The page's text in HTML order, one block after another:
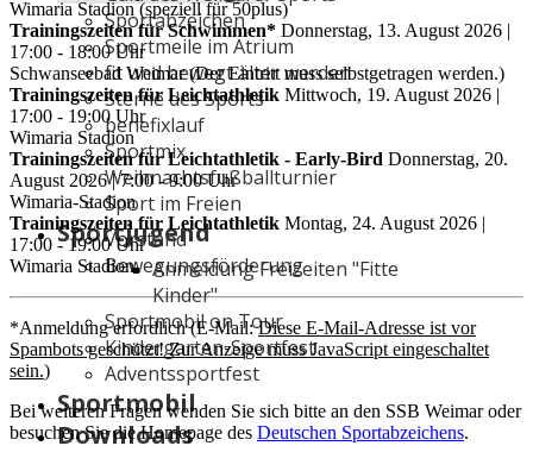
Sportabzeichen
Sportmeile im Atrium
fit und bewegt älter werden
Sterne des Sports
benefixlauf
Sportmix
Weihnachtsfußballturnier
Sport im Freien
Sportjugend
Vorstand
Bewegungsförderung
Anmeldung Freizeiten "Fitte
Kinder"
Sportmobil on Tour
Kindergarten-Sportfest
Adventssportfest
Sportmobil
Downloads
Wimaria Stadion (speziell für 50plus)
Trainingszeiten fürSchwimmen* Donnerstag, 13. August 2026 |
17:00 - 18:00Uhr
Schwanseebad Weimar (Der Eintritt muss selbstgetragen werden.)
Trainingszeiten für Leichtathletik Mittwoch, 19. August 2026 |
17:00 - 19:00 Uhr
Wimaria Stadion
Trainingszeiten fürLeichtathletik - Early-Bird Donnerstag, 20.
August 2026|7:00 - 9:00Uhr
Wimaria-Stadion
Trainingszeiten für Leichtathletik Montag, 24. August 2026 |
17:00 - 19:00Uhr
Wimaria Stadion
*Anmeldung erfordlich (E-Mail:Diese E-Mail-Adresse ist vor
Spambots geschützt! Zur Anzeige muss JavaScript eingeschaltet
sein.)
Bei weiteren Fragen wenden Sie sich bitte an den SSB Weimar oder
besuchen Sie die Homepage des Deutschen Sportabzeichens.